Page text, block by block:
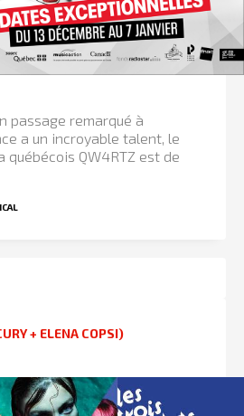
passage remarqué à
a un incroyable talent, le
québécois QW4RTZ est de
+ ELENA COPSI)